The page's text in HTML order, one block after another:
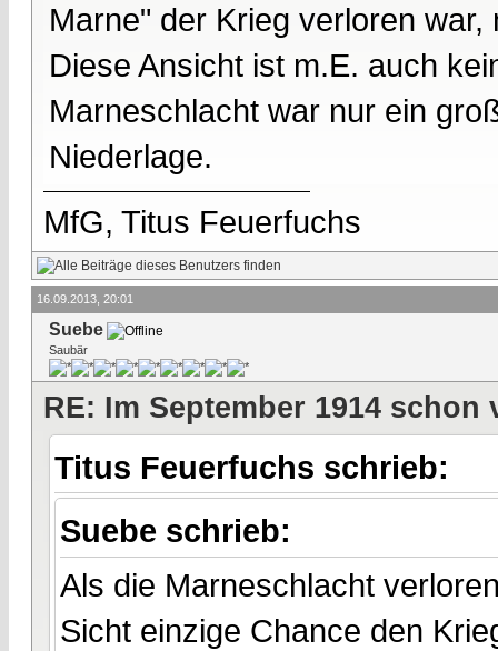
Marne" der Krieg verloren war,
Diese Ansicht ist m.E. auch
Marneschlacht war nur ein
Niederlage.
MfG, Titus Feuerfuchs
16.09.2013, 20:01
Suebe
Saubär
RE: Im September 1914 schon
Titus Feuerfuchs schrieb:
Suebe schrieb:
Als die Marneschlacht
Sicht einzige Chance den